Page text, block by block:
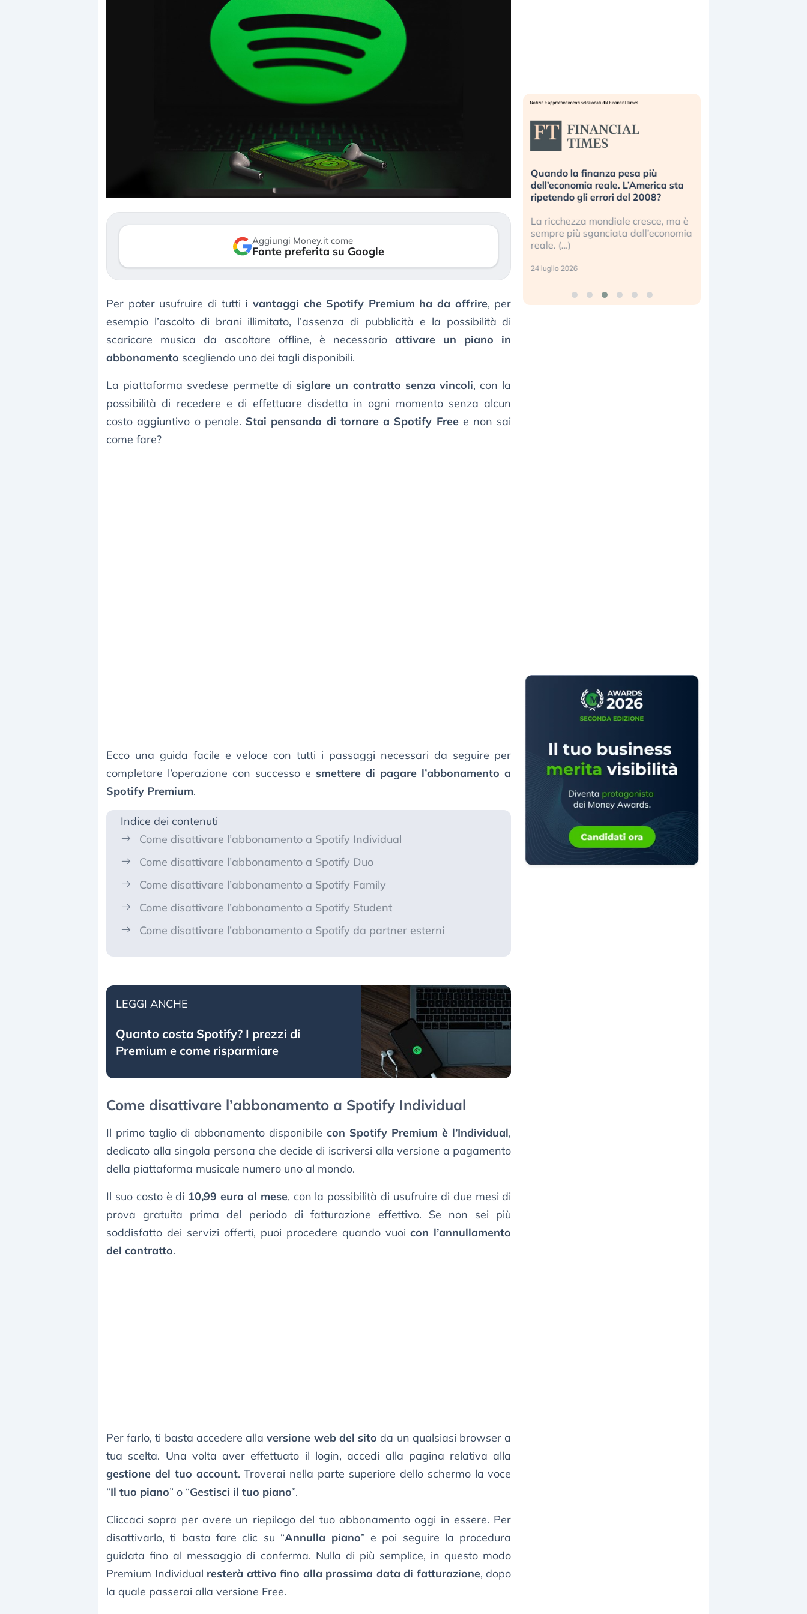
Aggiungi Money.it come
Fonte preferita su Google
Per poter usufruire di tutti i vantaggi che Spotify Premium ha da offrire, per
esempio l’ascolto di brani illimitato, l’assenza di pubblicità e la possibilità di
scaricare musica da ascoltare offline, è necessarioattivare un piano in
abbonamento scegliendo uno dei tagli disponibili.
La piattaforma svedese permette di siglare un contratto senza vincoli, con la
possibilità di recedere e di effettuare disdetta in ogni momento senza alcun
costo aggiuntivo o penale. Stai pensando di tornare a Spotify Freee non sai
come fare?
Ecco una guida facile e veloce con tutti i passaggi necessari da seguire per
completare l’operazione con successo e smettere di pagare l’abbonamento a
Spotify Premium.
Indice dei contenuti
Come disattivare l’abbonamento a Spotify Individual
Come disattivare l’abbonamento a Spotify Duo
Come disattivare l’abbonamento a Spotify Family
Come disattivare l’abbonamento a Spotify Student
Come disattivare l’abbonamento a Spotify da partner esterni
LEGGI ANCHE
Quanto costa Spotify? I prezzi di
Premium e come risparmiare
Come disattivare l’abbonamento a Spotify Individual
Il primo taglio di abbonamento disponibilecon Spotify Premium è l’Individual,
dedicato alla singola persona che decide di iscriversi alla versione a pagamento
della piattaforma musicale numero uno al mondo.
Il suo costo è di 10,99 euro al mese, con la possibilità di usufruire di due mesi di
prova gratuita prima del periodo di fatturazione effettivo. Se non sei più
soddisfatto dei servizi offerti, puoi procedere quando vuoicon l’annullamento
del contratto.
Per farlo, ti basta accedere allaversione web del sito da un qualsiasi browser a
tua scelta. Una volta aver effettuato il login, accedi alla pagina relativa alla
gestione del tuo account. Troverai nella parte superiore dello schermo la voce
“Il tuo piano” o “Gestisci il tuo piano”.
Cliccaci sopra per avere un riepilogo del tuo abbonamento oggi in essere. Per
disattivarlo, ti basta fare clic su “Annulla piano” e poi seguire la procedura
guidata fino al messaggio di conferma. Nulla di più semplice, in questo modo
Premium Individual resterà attivo fino alla prossima data di fatturazione, dopo
la quale passerai alla versione Free.
Dalle valutazioni estreme alla
correzione. Cosa sta guidando il
repricing degli asset?
3 agosto 2026
«La mia vita è rovinata». Investitori
in preda al panico dopo lo scoppio
della bolla AI
Kospi, mentre gli investitori retail (…)
30 luglio 2026
Quando la finanza pesa più
dell’economia reale. L’America sta
ripetendo gli errori del 2008?
La ricchezza mondiale cresce, ma è
sempre più sganciata dall’economia
reale. (…)
24 luglio 2026